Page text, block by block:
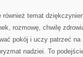
temat
rozmowę, chwilę
pokój i uczy patrzeć
nadziei. To